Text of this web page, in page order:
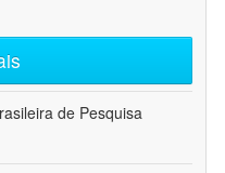
de Pesquisa